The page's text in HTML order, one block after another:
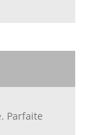
Parfaite